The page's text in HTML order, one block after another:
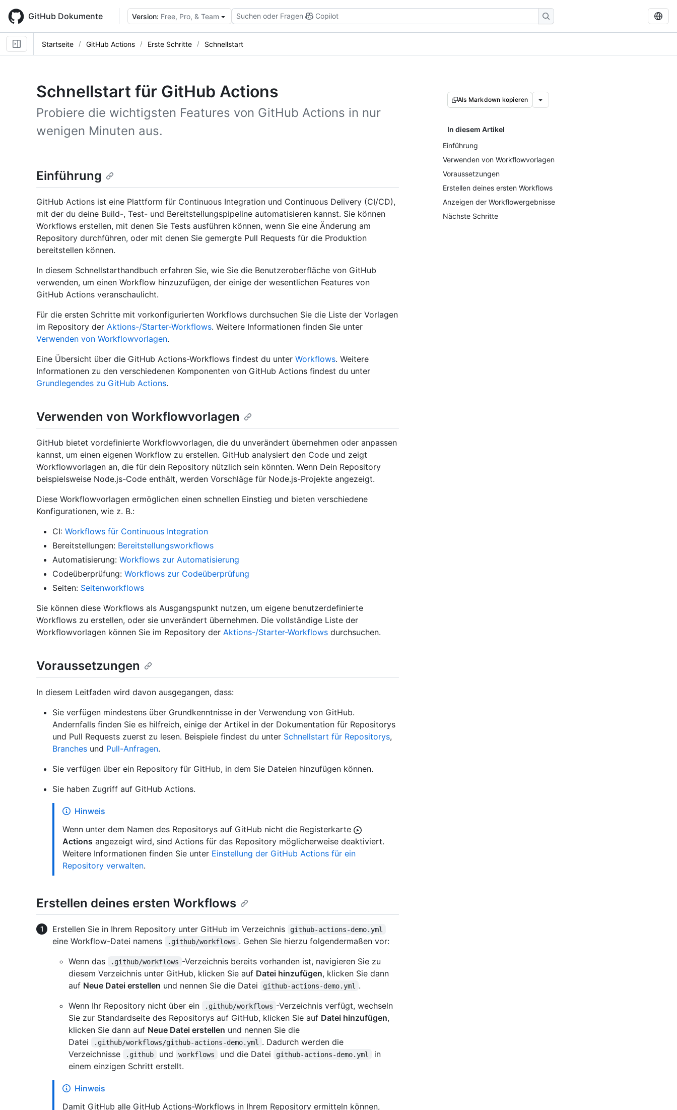
main
content
GitHub Dokumente Version: Free, Pro, & Team Suchen oder Fragen Copilot
Startseite GitHub Actions Erste Schritte Schnellstart
Schnellstart für GitHub Actions
Probiere die wichtigsten Features von GitHub Actions in nur
wenigen Minuten aus.
Als Markdown kopieren
In diesem Artikel
Einführung
Verwenden von Workflowvorlagen
Voraussetzungen
Erstellen deines ersten Workflows
Anzeigen der Workflowergebnisse
Nächste Schritte
Einführung
GitHub Actions ist eine Plattform für Continuous Integration und Continuous Delivery (CI/CD),
mit der du deine Build-, Test- und Bereitstellungspipeline automatisieren kannst. Sie können
Workflows erstellen, mit denen Sie Tests ausführen können, wenn Sie eine Änderung am
Repository durchführen, oder mit denen Sie gemergte Pull Requests für die Produktion
bereitstellen können.
In diesem Schnellstarthandbuch erfahren Sie, wie Sie die Benutzeroberfläche von GitHub
verwenden, um einen Workflow hinzuzufügen, der einige der wesentlichen Features von
GitHub Actions veranschaulicht.
Für die ersten Schritte mit vorkonfigurierten Workflows durchsuchen Sie die Liste der Vorlagen
im Repository der Aktions-/Starter-Workflows. Weitere Informationen finden Sie unter
Verwenden von Workflowvorlagen.
Eine Übersicht über die GitHub Actions-Workflows findest du unter Workflows. Weitere
Informationen zu den verschiedenen Komponenten von GitHub Actions findest du unter
Grundlegendes zu GitHub Actions.
Verwenden von Workflowvorlagen
GitHub bietet vordefinierte Workflowvorlagen, die du unverändert übernehmen oder anpassen
kannst, um einen eigenen Workflow zu erstellen. GitHub analysiert den Code und zeigt
Workflowvorlagen an, die für dein Repository nützlich sein könnten. Wenn Dein Repository
beispielsweise Node.js-Code enthält, werden Vorschläge für Node.js-Projekte angezeigt.
Diese Workflowvorlagen ermöglichen einen schnellen Einstieg und bieten verschiedene
Konfigurationen, wie z. B.:
CI: Workflows für Continuous Integration
Bereitstellungen: Bereitstellungsworkflows
Automatisierung: Workflows zur Automatisierung
Codeüberprüfung: Workflows zur Codeüberprüfung
Seiten: Seitenworkflows
Sie können diese Workflows als Ausgangspunkt nutzen, um eigene benutzerdefinierte
Workflows zu erstellen, oder sie unverändert übernehmen. Die vollständige Liste der
Workflowvorlagen können Sie im Repository der Aktions-/Starter-Workflows durchsuchen.
Voraussetzungen
In diesem Leitfaden wird davon ausgegangen, dass:
Sie verfügen mindestens über Grundkenntnisse in der Verwendung von GitHub.
Andernfalls finden Sie es hilfreich, einige der Artikel in der Dokumentation für Repositorys
und Pull Requests zuerst zu lesen. Beispiele findest du unter Schnellstart für Repositorys,
Branches und Pull-Anfragen.
Sie verfügen über ein Repository für GitHub, in dem Sie Dateien hinzufügen können.
Sie haben Zugriff auf GitHub Actions.
Hinweis
Wenn unter dem Namen des Repositorys auf GitHub nicht die Registerkarte
Actions angezeigt wird, sind Actions für das Repository möglicherweise deaktiviert.
Weitere Informationen finden Sie unter Einstellung der GitHub Actions für ein
Repository verwalten.
Erstellen deines ersten Workflows
Erstellen Sie in Ihrem Repository unter GitHub im Verzeichnis github-actions-demo.yml
eine Workflow-Datei namens .github/workflows . Gehen Sie hierzu folgendermaßen vor:
Wenn das
.github/workflows -Verzeichnis bereits vorhanden ist, navigieren Sie zu
diesem Verzeichnis unter GitHub, klicken Sie auf Datei hinzufügen, klicken Sie dann
auf Neue Datei erstellen und nennen Sie die Datei github-actions-demo.yml
.
Wenn Ihr Repository nicht über ein
.github/workflows -Verzeichnis verfügt, wechseln
Sie zur Standardseite des Repositorys auf GitHub, klicken Sie auf Datei hinzufügen,
klicken Sie dann auf Neue Datei erstellen und nennen Sie die
Datei
.github/workflows/github-actions-demo.yml
. Dadurch werden die
Verzeichnisse
.github und workflows und die Datei github-actions-demo.yml
in
einem einzigen Schritt erstellt.
Hinweis
Damit GitHub alle GitHub Actions-Workflows in Ihrem Repository ermitteln können,